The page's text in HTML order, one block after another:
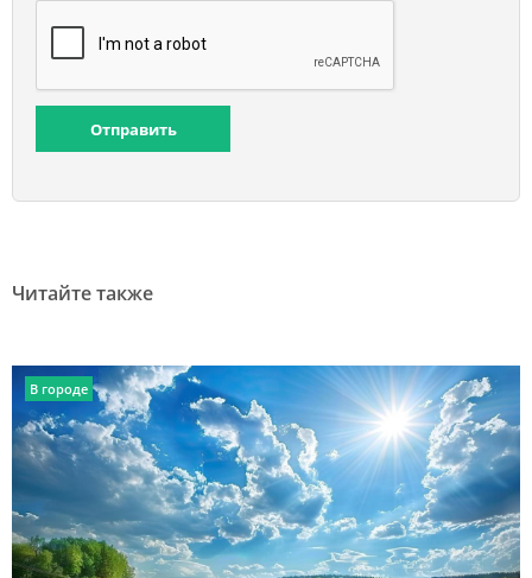
Отправить
Читайте также
В городе